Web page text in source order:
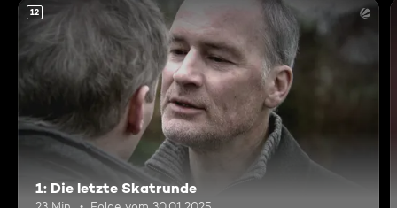
12
1: Die letzte Skatrunde